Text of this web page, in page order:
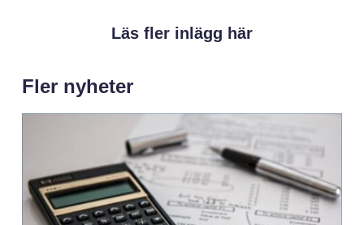
Läs fler inlägg här
Fler nyheter